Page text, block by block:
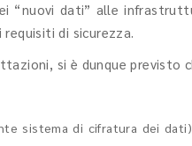
“nuovi dati” alle
di sicurezza.
si è dunque previsto
sistema di cifratura dei